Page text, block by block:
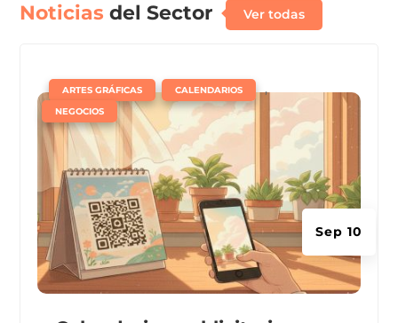
Noticiasdel Sector Ver todas
Sep 10
ARTES GRÁFICAS CALENDARIOS ,
NEGOCIOS